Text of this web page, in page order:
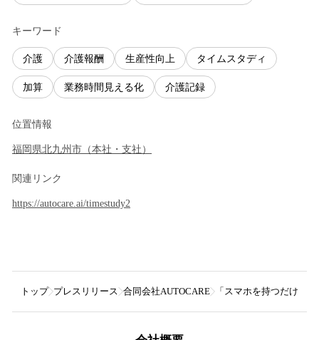
キーワード
介護 介護報酬 生産性向上 タイムスタディ
加算 業務時間見える化 介護記録
位置情報
福岡県北九州市 （本社・支社 ）
関連リンク
https://autocare.ai/timestudy2
トップ プレスリリース 合同会社AUTOCARE 「スマホを持つだけ」